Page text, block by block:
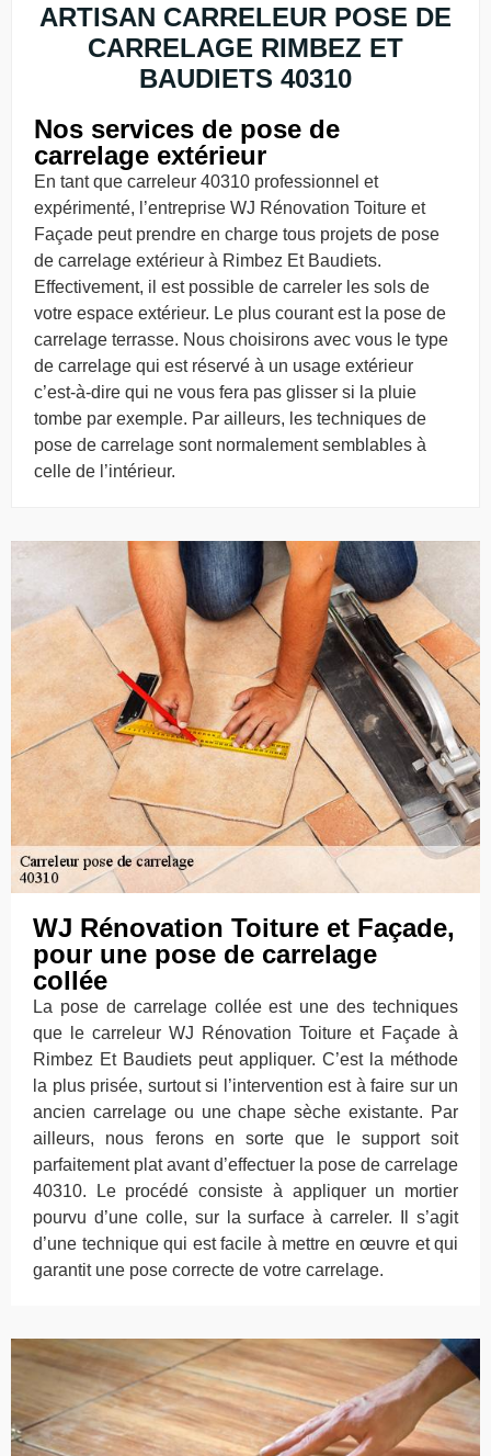
ARTISAN CARRELEUR POSE DE
CARRELAGE RIMBEZ ET
BAUDIETS 40310
Nos services de pose de
carrelage extérieur
En tant que carreleur 40310 professionnel et
expérimenté, l’entreprise WJ Rénovation Toiture et
Façade peut prendre en charge tous projets de pose
de carrelage extérieur à Rimbez Et Baudiets.
Effectivement, il est possible de carreler les sols de
votre espace extérieur. Le plus courant est la pose de
carrelage terrasse. Nous choisirons avec vous le type
de carrelage qui est réservé à un usage extérieur
c’est-à-dire qui ne vous fera pas glisser si la pluie
tombe par exemple. Par ailleurs, les techniques de
pose de carrelage sont normalement semblables à
celle de l’intérieur.
WJ Rénovation Toiture et Façade,
pour une pose de carrelage
collée
La pose de carrelage collée est une des techniques
que le carreleur WJ Rénovation Toiture et Façade à
Rimbez Et Baudiets peut appliquer. C’est la méthode
la plus prisée, surtout si l’intervention est à faire sur un
ancien carrelage ou une chape sèche existante. Par
ailleurs, nous ferons en sorte que le support soit
parfaitement plat avant d’effectuer la pose de carrelage
40310. Le procédé consiste à appliquer un mortier
pourvu d’une colle, sur la surface à carreler. Il s’agit
d’une technique qui est facile à mettre en œuvre et qui
garantit une pose correcte de votre carrelage.